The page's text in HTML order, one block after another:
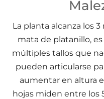
Maleza: Bijao
La planta alcanza los
mata de platanillo,
múltiples tallos que
pueden articularse
aumentar en altura
hojas miden entre los